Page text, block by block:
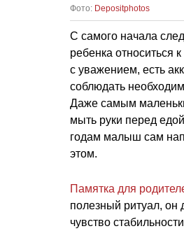
Фото: Depositphotos
С самого начала
ребенка относиться к
с уважением, есть
соблюдать
Даже самым
мыть руки перед
годам малыш сам
этом.
Памятка для
полезный ритуал, он
чувство